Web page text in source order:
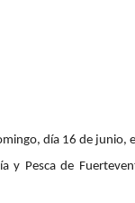
día 16 de junio,
y Pesca de